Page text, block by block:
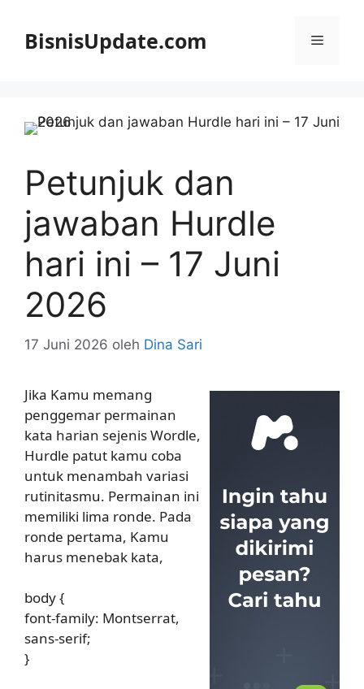
BisnisUpdate.com Menu
Petunjuk dan
jawaban Hurdle
hari ini – 17 Juni
2026
17 Juni 2026 oleh Dina Sari
Jika Kamu memang
penggemar permainan
kata harian sejenis Wordle,
Hurdle patut kamu coba
untuk menambah variasi
rutinitasmu. Permainan ini
memiliki lima ronde. Pada
ronde pertama, Kamu
harus menebak kata,
body {
font-family: Montserrat,
sans-serif;
}